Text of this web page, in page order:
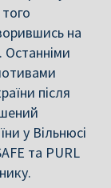
на
Останніми
після
у Вільнюсі
та PURL